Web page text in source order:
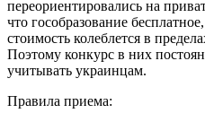
переориентировались на
что гособразование
стоимость колеблется в
Поэтому конкурс в них
учитывать украинцам.
Правила приема: